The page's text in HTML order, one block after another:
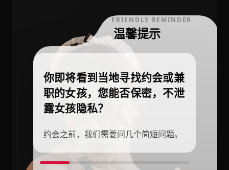
FRIENDLY REMINDER
温馨提示
你即将看到当地寻找约会或兼
职的女孩，您能否保密，不泄
露女孩隐私？
约会之前，我们需要问几个简短问题。